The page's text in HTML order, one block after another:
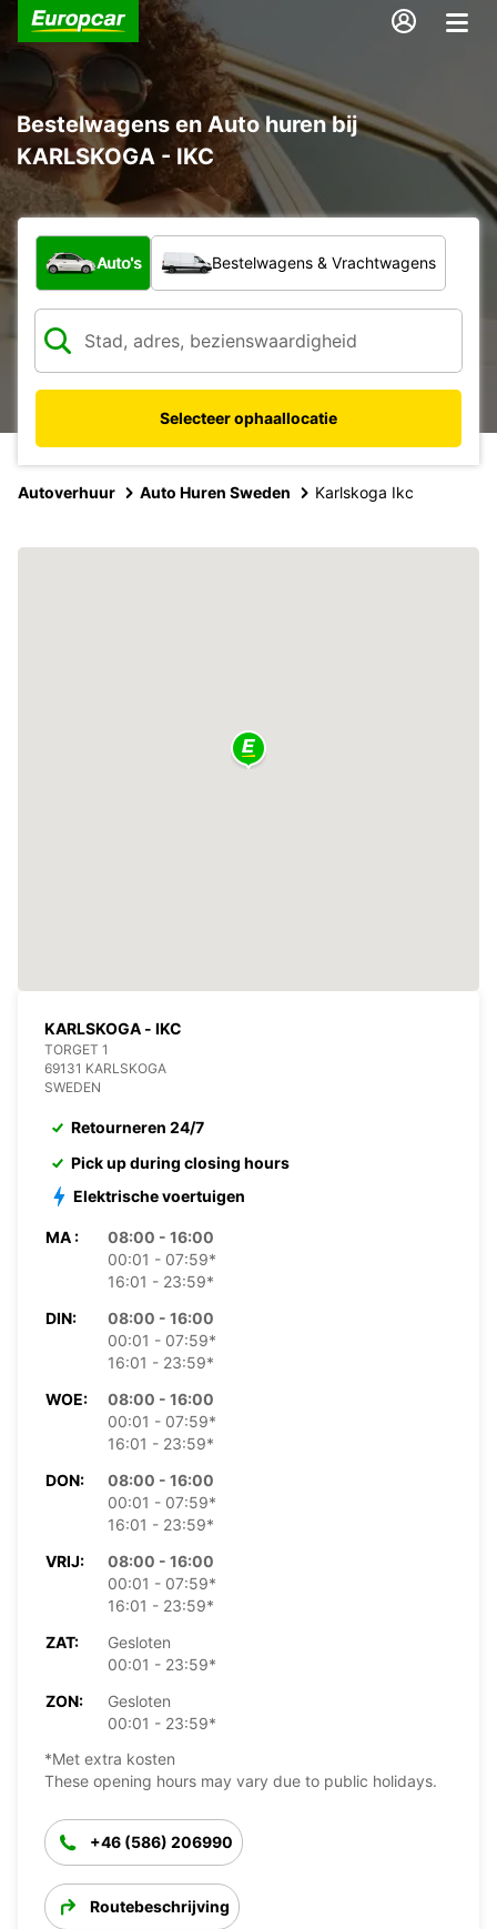
Bestelwagens en Auto huren bij
KARLSKOGA - IKC
Welk type voertuig?
Auto's Bestelwagens & Vrachtwagens
Selecteer ophaallocatie
Autoverhuur Auto Huren Sweden Karlskoga Ikc
KARLSKOGA - IKC
TORGET 1
69131 KARLSKOGA
SWEDEN
Retourneren 24/7
Pick up during closing hours
Elektrische voertuigen
MA :
08:00 - 16:00
00:01 - 07:59*
16:01 - 23:59*
DIN:
08:00 - 16:00
00:01 - 07:59*
16:01 - 23:59*
WOE:
08:00 - 16:00
00:01 - 07:59*
16:01 - 23:59*
DON:
08:00 - 16:00
00:01 - 07:59*
16:01 - 23:59*
VRIJ:
08:00 - 16:00
00:01 - 07:59*
16:01 - 23:59*
ZAT:
Gesloten
00:01 - 23:59*
ZON:
Gesloten
00:01 - 23:59*
*Met extra kosten
These opening hours may vary due to public holidays.
+46 (586) 206990
Routebeschrijving